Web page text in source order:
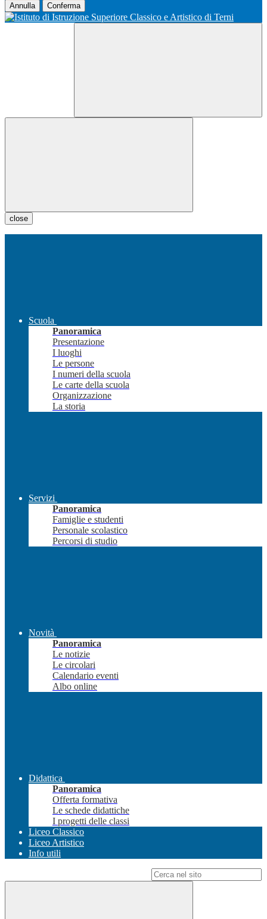
Annulla Conferma
close
Scuola
Panoramica
Presentazione
I luoghi
Le persone
I numeri della scuola
Le carte della scuola
Organizzazione
La storia
Servizi
Panoramica
Famiglie e studenti
Personale scolastico
Percorsi di studio
Novità
Panoramica
Le notizie
Le circolari
Calendario eventi
Albo online
Didattica
Panoramica
Offerta formativa
Le schede didattiche
I progetti delle classi
Liceo Classico
Liceo Artistico
Info utili